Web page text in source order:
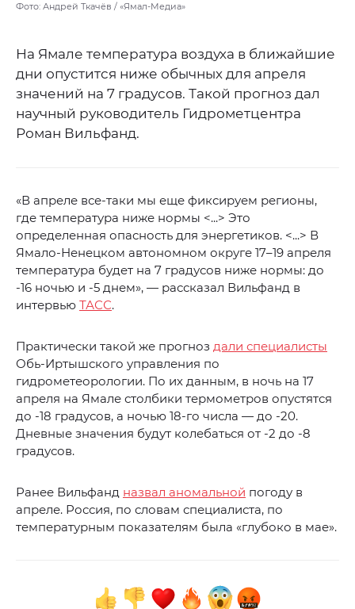
Фото: Андрей Ткачёв / «Ямал-Медиа»
На Ямале температура воздуха в ближайшие
дни опустится ниже обычных для апреля
значений на 7 градусов. Такой прогноз дал
научный руководитель Гидрометцентра
Роман Вильфанд.
«В апреле все-таки мы еще фиксируем регионы,
где температура ниже нормы <...> Это
определенная опасность для энергетиков. <...> В
Ямало-Ненецком автономном округе 17–19 апреля
температура будет на 7 градусов ниже нормы: до
-16 ночью и -5 днем», — рассказал Вильфанд в
интервью ТАСС.
Практически такой же прогноз дали специалисты
Обь-Иртышского управления по
гидрометеорологии. По их данным, в ночь на 17
апреля на Ямале столбики термометров опустятся
до -18 градусов, а ночью 18-го числа — до -20.
Дневные значения будут колебаться от -2 до -8
градусов.
Ранее Вильфанд назвал аномальной погоду в
апреле. Россия, по словам специалиста, по
температурным показателям была «глубоко в мае».